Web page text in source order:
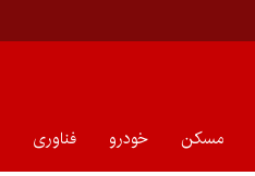
مسکن خودرو فناوری